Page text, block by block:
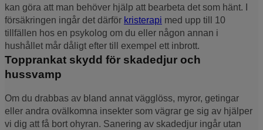
kan göra att man behöver hjälp att bearbeta det som hänt. I
försäkringen ingår det därför kristerapi med upp till 10
tillfällen hos en psykolog om du eller någon annan i
hushållet mår dåligt efter till exempel ett inbrott.
Topprankat skydd för skadedjur och
hussvamp
Om du drabbas av bland annat vägglöss, myror, getingar
eller andra ovälkomna insekter som vägrar ge sig av hjälper
vi dig att få bort ohyran. Sanering av skadedjur ingår utan